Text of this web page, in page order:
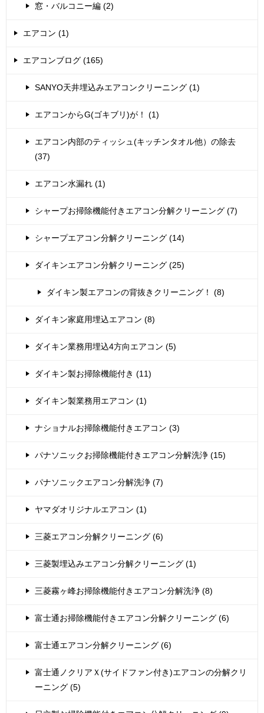
窓・バルコニー編 (2)
エアコン (1)
エアコンブログ (165)
SANYO天井埋込みエアコンクリーニング (1)
エアコンからG(ゴキブリ)が！ (1)
エアコン内部のティッシュ(キッチンタオル他）の除去
(37)
エアコン水漏れ (1)
シャープお掃除機能付きエアコン分解クリーニング (7)
シャープエアコン分解クリーニング (14)
ダイキンエアコン分解クリーニング (25)
ダイキン製エアコンの背抜きクリーニング！ (8)
ダイキン家庭用埋込エアコン (8)
ダイキン業務用埋込4方向エアコン (5)
ダイキン製お掃除機能付き (11)
ダイキン製業務用エアコン (1)
ナショナルお掃除機能付きエアコン (3)
パナソニックお掃除機能付きエアコン分解洗浄 (15)
パナソニックエアコン分解洗浄 (7)
ヤマダオリジナルエアコン (1)
三菱エアコン分解クリーニング (6)
三菱製埋込みエアコン分解クリーニング (1)
三菱霧ヶ峰お掃除機能付きエアコン分解洗浄 (8)
富士通お掃除機能付きエアコン分解クリーニング (6)
富士通エアコン分解クリーニング (6)
富士通ノクリアＸ(サイドファン付き)エアコンの分解クリ
ーニング (5)